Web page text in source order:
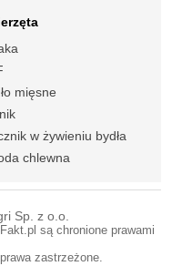
mięsne
w żywieniu bydła
chlewna
Sp. z o.o.
są chronione prawami
zastrzeżone.